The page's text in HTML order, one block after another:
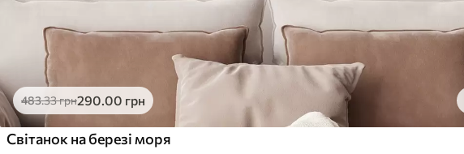
483.33грн290.00 грн
Світанок на березі моря